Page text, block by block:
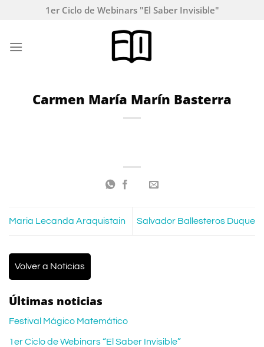
1er Ciclo de Webinars "El Saber Invisible"
Carmen María Marín Basterra
Maria Lecanda Araquistain Salvador Ballesteros Duque
Volver a Noticias
Últimas noticias
Festival Mágico Matemático
1er Ciclo de Webinars “El Saber Invisible”